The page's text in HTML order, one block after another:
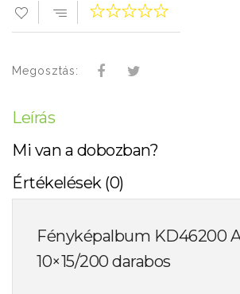
Megosztás:
Leírás
Mi van a dobozban?
Értékelések (0)
Fényképalbum KD46200
10×15/200 darabos